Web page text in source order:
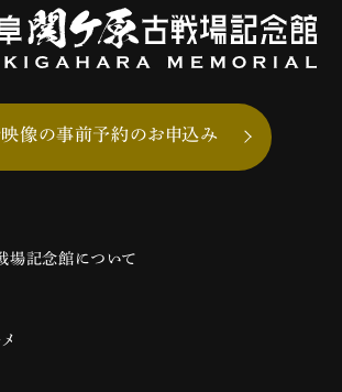
像の事前予約のお申込み
場記念館について